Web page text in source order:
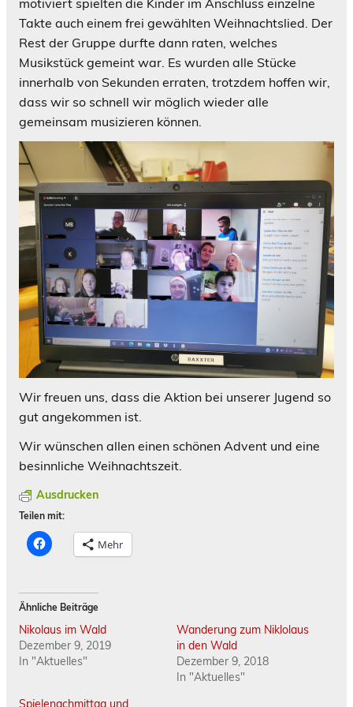
Takte auch einem frei gewählten Weihnachtslied. Der
Rest der Gruppe durfte dann raten, welches
Musikstück gemeint war. Es wurden alle Stücke
innerhalb von Sekunden erraten, trotzdem hoffen wir,
dass wir so schnell wir möglich wieder alle
gemeinsam musizieren können.
Wir freuen uns, dass die Aktion bei unserer Jugend so
gut angekommen ist.
Wir wünschen allen einen schönen Advent und eine
besinnliche Weihnachtszeit.
Ausdrucken
Teilen mit:
K
l
,
u
m
u
f
F
a
Mehr
Ähnliche Beiträge
Nikolaus im Wald
Dezember 9, 2019
In "Aktuelles"
Wanderung zum Niklolaus
in den Wald
Dezember 9, 2018
In "Aktuelles"
Spielenachmittag und